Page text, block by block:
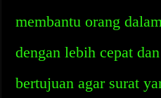
membantu orang
dengan lebih cepat
bertujuan agar surat